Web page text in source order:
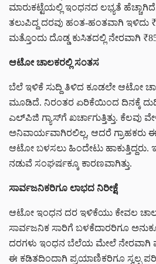
ಮಾರುಕಟ್ಟೆಯಲ್ಲಿ ಇಂಧನದ ಲಭ್ಯತೆ
ತಲುಪಿದ್ದ ದರವು ಹಂತ-ಹಂತವಾಗಿ ಇಳಿದು
ಮತ್ತೊಂದು ದೊಡ್ಡ ಕುಸಿತದಲ್ಲಿ ನೇರವಾಗಿ
ಆಟೋ ಚಾಲಕರಲ್ಲಿ ಸಂತಸ
ಬೆಲೆ ಇಳಿಕೆ ಸುದ್ದಿ ತಿಳಿದ ಕೂಡಲೇ ಆಟೋ
ಮೂಡಿದೆ. ನಿರಂತರ ಏರಿಕೆಯಿಂದ ದಿನಕ್ಕೆ
ಎಲ್‌ಪಿಜಿ ಗ್ಯಾಸ್‌ಗೆ ಖರ್ಚಾಗುತ್ತಿತ್ತು. ಕೆಲವು
ಅನಿವಾರ್ಯವಾಗಿರಲಿಲ್ಲ, ಆದರೆ ಗ್ರಾಹಕರು
ಆಟೋ ಬಳಸಲು ಹಿಂದೇಟು ಹಾಕುತ್ತಿದ್ದರು.
ನಡುವೆ ಸಂಘರ್ಷಕ್ಕೂ ಕಾರಣವಾಗಿತ್ತು.
ಸಾರ್ವಜನಿಕರಿಗೂ ಲಾಭದ ನಿರೀಕ್ಷೆ
ಆಟೋ ಇಂಧನ ದರ ಇಳಿಕೆಯು ಕೇವಲ
ಸಾರ್ವಜನಿಕ ಸಾರಿಗೆ ಬಳಕೆದಾರರಿಗೂ
ದರಗಳು ಇಂಧನ ಬೆಲೆಯ ಮೇಲೆ ನೇರವಾಗಿ
ಈ ಕಡಿತದಿಂದಾಗಿ ಪ್ರಯಾಣಿಕರಿಗೂ ಸ್ವಲ್ಪ